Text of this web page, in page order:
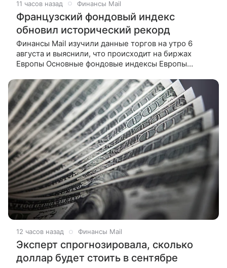
11 часов назад Финансы Mail
Французский фондовый индекс
обновил исторический рекорд
Финансы Mail изучили данные торгов на утро 6
августа и выяснили, что происходит на биржах
Европы Основные фондовые индексы Европы
CAC 40 обновил
12 часов назад Финансы Mail
Эксперт спрогнозировала, сколько
доллар будет стоить в сентябре